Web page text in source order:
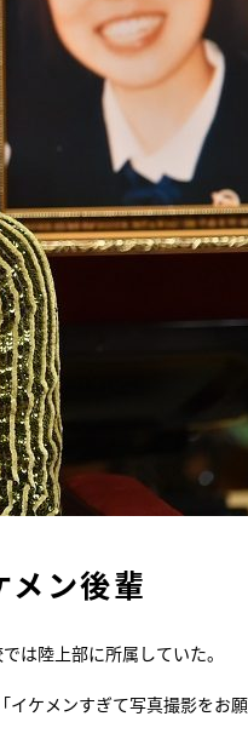
ン後輩
は陸上部に所属していた。
ケメンすぎて写真撮影をお